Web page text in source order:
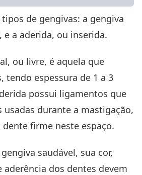
de gengivas: a gengiva
a aderida, ou inserida.
ou livre, é aquela que
tendo espessura de 1 a 3
possui ligamentos que
usadas durante a mastigação,
firme neste espaço.
saudável, sua cor,
aderência dos dentes devem